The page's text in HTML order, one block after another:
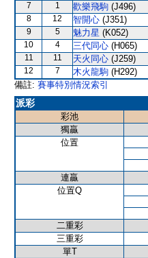
7 1 歡樂飛駒 (J496)
8 12 智開心 (J351)
9 5 魅力星 (K052)
10 4 三代同心 (H065)
11 11 天火同心 (J259)
12 7 木火龍駒 (H292)
備註: 賽事特別情況索引
派彩
彩池
獨贏
位置
連贏
位置Q
二重彩
三重彩
單T